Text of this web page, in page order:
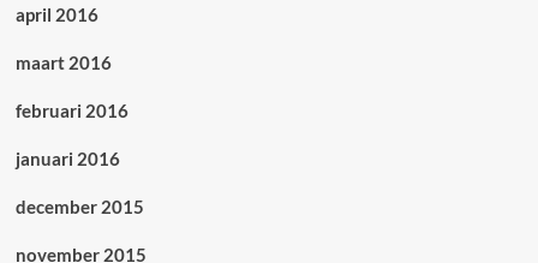
april 2016
maart 2016
februari 2016
januari 2016
december 2015
november 2015